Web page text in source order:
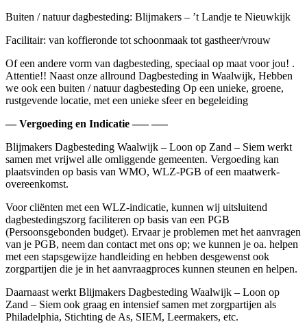
Buiten / natuur dagbesteding: Blijmakers – ’t Landje te Nieuwkijk
Facilitair: van koffieronde tot schoonmaak tot gastheer/vrouw
Of een andere vorm van dagbesteding, speciaal op maat voor jou! .
Attentie!! Naast onze allround Dagbesteding in Waalwijk, Hebben
we ook een buiten / natuur dagbesteding Op een unieke, groene,
rustgevende locatie, met een unieke sfeer en begeleiding
— Vergoeding en Indicatie —– —–
Blijmakers Dagbesteding Waalwijk – Loon op Zand – Siem werkt
samen met vrijwel alle omliggende gemeenten. Vergoeding kan
plaatsvinden op basis van WMO, WLZ-PGB of een maatwerk-
overeenkomst.
Voor cliënten met een WLZ-indicatie, kunnen wij uitsluitend
dagbestedingszorg faciliteren op basis van een PGB
(Persoonsgebonden budget). Ervaar je problemen met het aanvragen
van je PGB, neem dan contact met ons op; we kunnen je oa. helpen
met een stapsgewijze handleiding en hebben desgewenst ook
zorgpartijen die je in het aanvraagproces kunnen steunen en helpen.
Daarnaast werkt Blijmakers Dagbesteding Waalwijk – Loon op
Zand – Siem ook graag en intensief samen met zorgpartijen als
Philadelphia, Stichting de As, SIEM, Leermakers, etc.